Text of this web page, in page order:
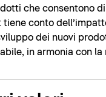
che consentono
tiene conto
dei nuovi
in armonia con la